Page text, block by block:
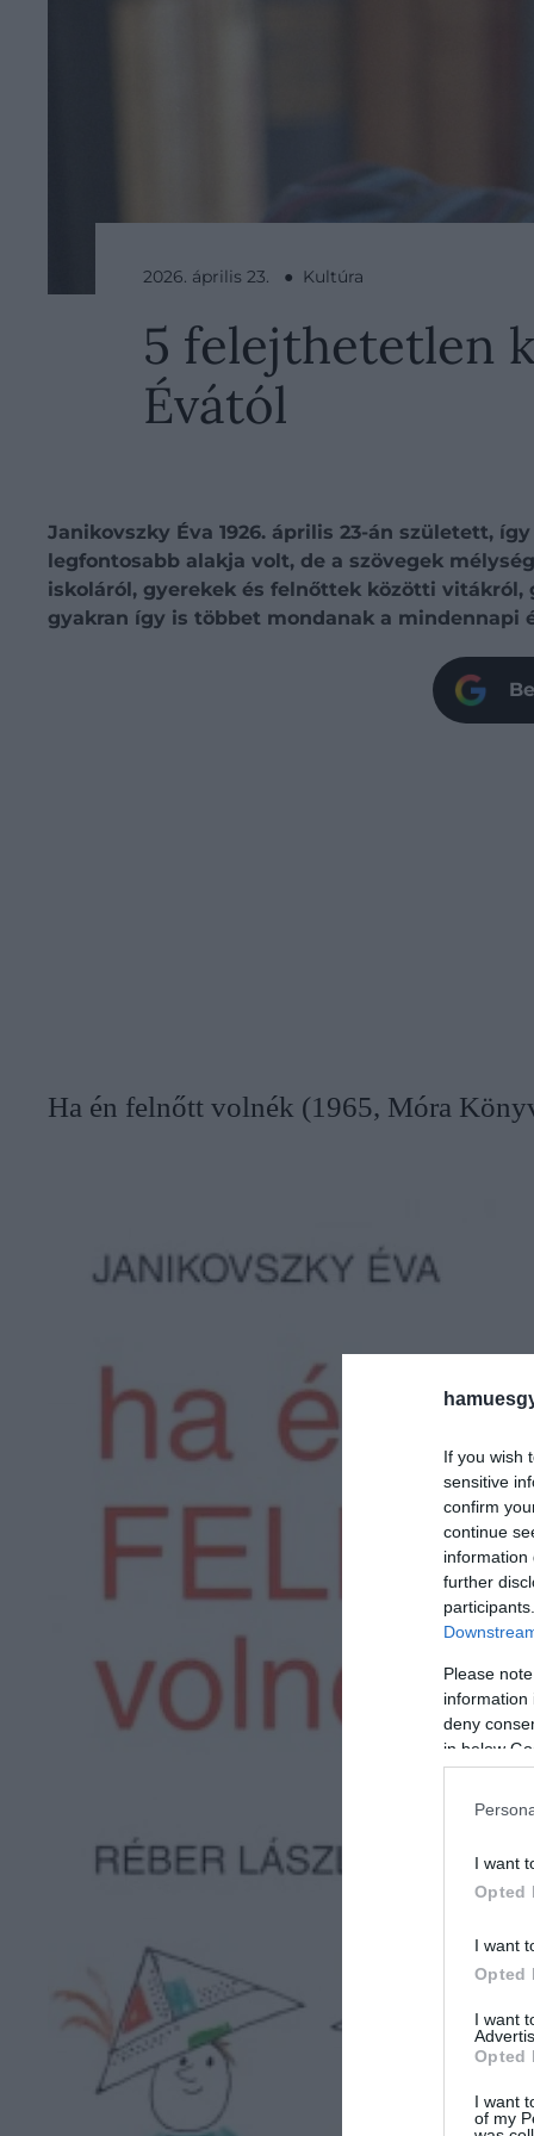
If you wish
sensitive
confirm
continue
information
further
Please
information
deny
in below
I want
Opted
I want
Opted
I want
Opted
I want
of my
2026. április 23. ● Kultúra
5 felejthetetlen
Évától
Janikovszky Éva 1926. április 23-án született,
legfontosabb alakja volt, de a szövegek
iskoláról, gyerekek és felnőttek közötti vitákról,
gyakran így is többet mondanak a mindennapi
Ha én felnőtt volnék (1965, Móra